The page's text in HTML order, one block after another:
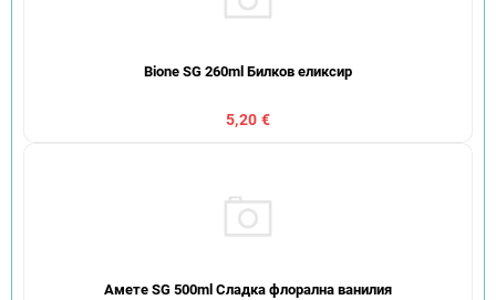
Bione SG 260ml Билков еликсир
5,20 €
Амете SG 500ml Сладка флорална ванилия